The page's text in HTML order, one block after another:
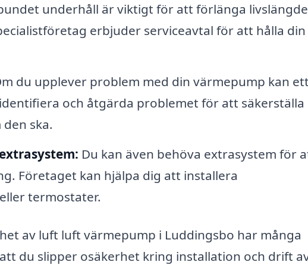
underhåll är viktigt för att förlänga
erbjuder serviceavtal för att hålla din
du upplever problem med din värmepump kan
och åtgärda problemet för att
ska.
Du kan även behöva extrasystem för
Företaget kan hjälpa dig att installera
termostater.
av luft luft värmepump i Luddingsbo har många
du slipper osäkerhet kring installation och drift